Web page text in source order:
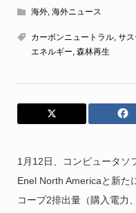
海外, 海外ニュース
カーボンニュートラル, サス
エネルギー, 森林再生
1月12日、コンピュータソ
Enel North Americaと新た
コープ2排出量（購入電力